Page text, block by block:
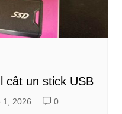
cât un stick USB
1, 2026 0